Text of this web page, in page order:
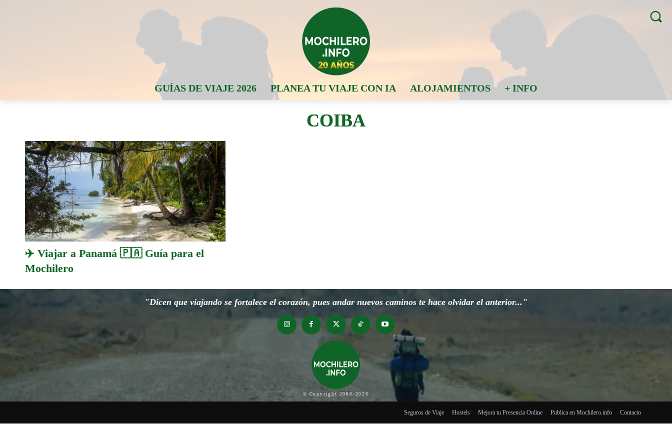
GUÍAS DE VIAJE 2026 PLANEA TU VIAJE CON IA ALOJAMIENTOS + INFO
COIBA
✈️ Viajar a Panamá 🇵🇦 Guía para el
Mochilero
"Dicen que viajando se fortalece el corazón, pues andar nuevos caminos te hace olvidar el anterior..."
© Copyright 2006-2026
Seguros de Viaje Hostels Mejora tu Presencia Online Publica en Mochilero.info Contacto